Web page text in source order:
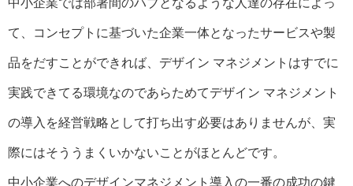
て、コンセプトに基づいた企業一体となったサービスや製
品をだすことができれば、デザイン マネジメントはすでに
実践できてる環境なのであらためてデザイン マネジメント
の導入を経営戦略として打ち出す必要はありませんが、実
際にはそううまくいかないことがほとんどです。
中小企業へのデザインマネジメント導入の一番の成功の鍵